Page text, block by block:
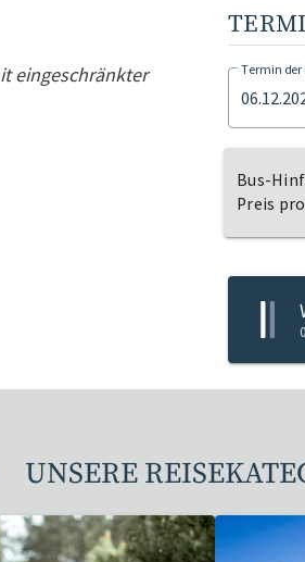
eingeschränkter
Termin der
Bus-
Preis
UNSERE